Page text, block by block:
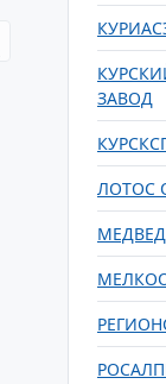
ЗАВОД
ЛОТОС